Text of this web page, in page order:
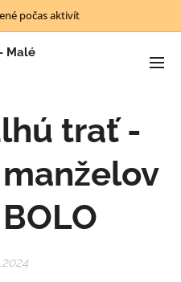
počas aktivít
Malé
trať -